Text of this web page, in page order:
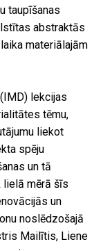
taupīšanas
abstraktās
materiālajām
lekcijas
tēmu,
liekot
spēju
un tā
lielā mērā šīs
un
noslēdzošajā
Mailītis, Liene